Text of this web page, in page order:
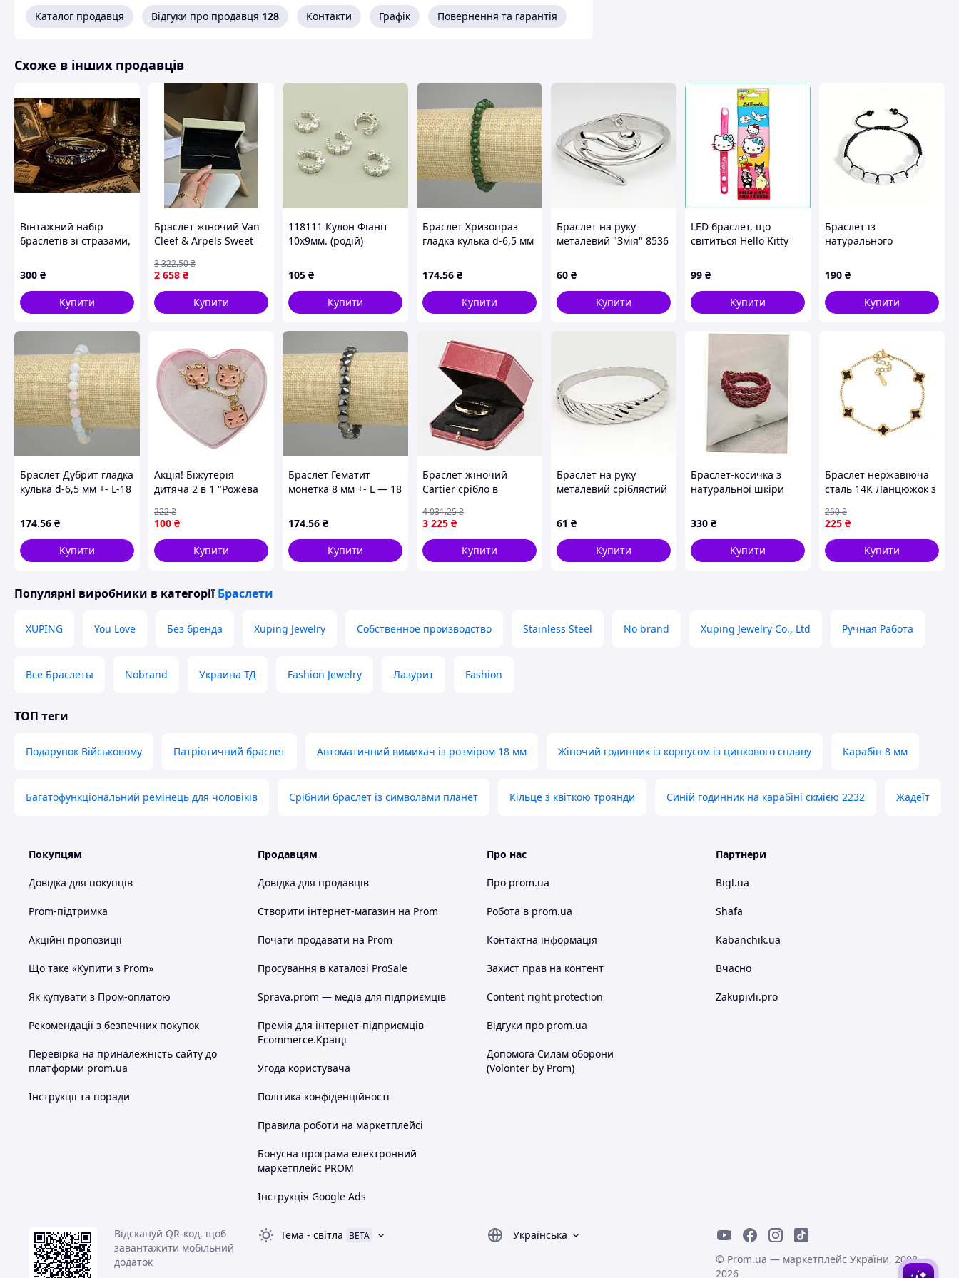
Каталог продавця Відгуки про продавця 128 Контакти Графік Повернення та гарантія
Схоже в інших продавців
Вінтажний набір
браслетів зі стразами,
300 ₴
Купити
Браслет жіночий Van
Cleef & Arpels Sweet
відтінок довжина 17
см
2 658 ₴
3 322.50₴
Купити
118111 Кулон Фіаніт
10х9мм. (родій)
105 ₴
Купити
Браслет Хризопраз
гладка кулька d-6,5 мм
174.56 ₴
Купити
Браслет на руку
металевий "Змія" 8536
60 ₴
Купити
LED браслет, що
світиться Hello Kitty
руку для дівчаток
подарунок на свято
20.5 см 1 шт
99 ₴
Купити
Браслет із
натурального
білий кварц
190 ₴
Купити
Браслет Дубрит гладка
кулька d-6,5 мм +- L-18
174.56 ₴
Купити
Акція! Біжутерія
дитяча 2 в 1 "Рожева
сережки + підвіска - За
кращою ціною!
100 ₴
222₴
Купити
Браслет Гематит
монетка 8 мм +- L — 18
174.56 ₴
Купити
Браслет жіночий
Cartier срібло в
3 225 ₴
4 031.25₴
Купити
Браслет на руку
металевий сріблястий
61 ₴
Купити
Браслет-косичка з
натуральної шкіри
виноградний
P778302H
330 ₴
Купити
Браслет нержавіюча
сталь 14К Ланцюжок з
18-21см х 1.5-9мм
(350578) ТМ XUPING
225 ₴
250₴
Купити
Популярні виробники в категорії Браслети
XUPING You Love Без бренда Xuping Jewelry Собственное производство Stainless Steel No brand Xuping Jewelry Co., Ltd Ручная Работа
Все Браслеты Nobrand Украина ТД Fashion Jewelry Лазурит Fashion
ТОП теги
Подарунок Військовому Патріотичний браслет Автоматичний вимикач із розміром 18 мм Жіночий годинник із корпусом із цинкового сплаву Карабін 8 мм
Багатофункціональний ремінець для чоловіків Срібний браслет із символами планет Кільце з квіткою троянди Синій годинник на карабіні скмією 2232 Жадеїт
Покупцям
Довідка для покупців
Prom-підтримка
Акційні пропозиції
Що таке «Купити з Prom»
Як купувати з Пром-оплатою
Рекомендації з безпечних покупок
Перевірка на приналежність сайту до
платформи prom.ua
Інструкції та поради
Продавцям
Довідка для продавців
Створити інтернет-магазин на Prom
Почати продавати на Prom
Просування в каталозі ProSale
Sprava.prom — медіа для підприємців
Премія для інтернет-підприємців
Ecommerce.Кращі
Угода користувача
Політика конфіденційності
Правила роботи на маркетплейсі
Бонусна програма електронний
маркетплейс PROM
Інструкція Google Ads
Про нас
Про prom.ua
Робота в prom.ua
Контактна інформація
Захист прав на контент
Content right protection
Відгуки про prom.ua
Допомога Силам оборони
(Volonter by Prom)
Партнери
Bigl.ua
Shafa
Kabanchik.ua
Вчасно
Zakupivli.pro
Відскануй QR-код, щоб
завантажити мобільний
додаток
Тема - світла BETA
Українська
© Prom.ua — маркетплейс України, 2008-
2026